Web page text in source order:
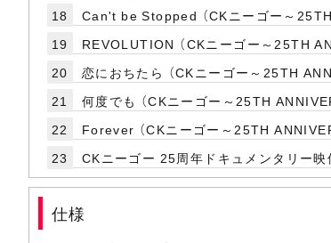
18
Can't be Stopped （CKニーゴー～
19
REVOLUTION （CKニーゴー～25TH
20
恋におちたら （CKニーゴー～25TH
21
何度でも （CKニーゴー～25TH
22
Forever （CKニーゴー～25TH
23
CKニーゴー 25周年ドキュメンタリー映
仕様